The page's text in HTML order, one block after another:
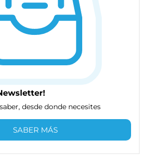
desde donde necesites
SABER MÁS